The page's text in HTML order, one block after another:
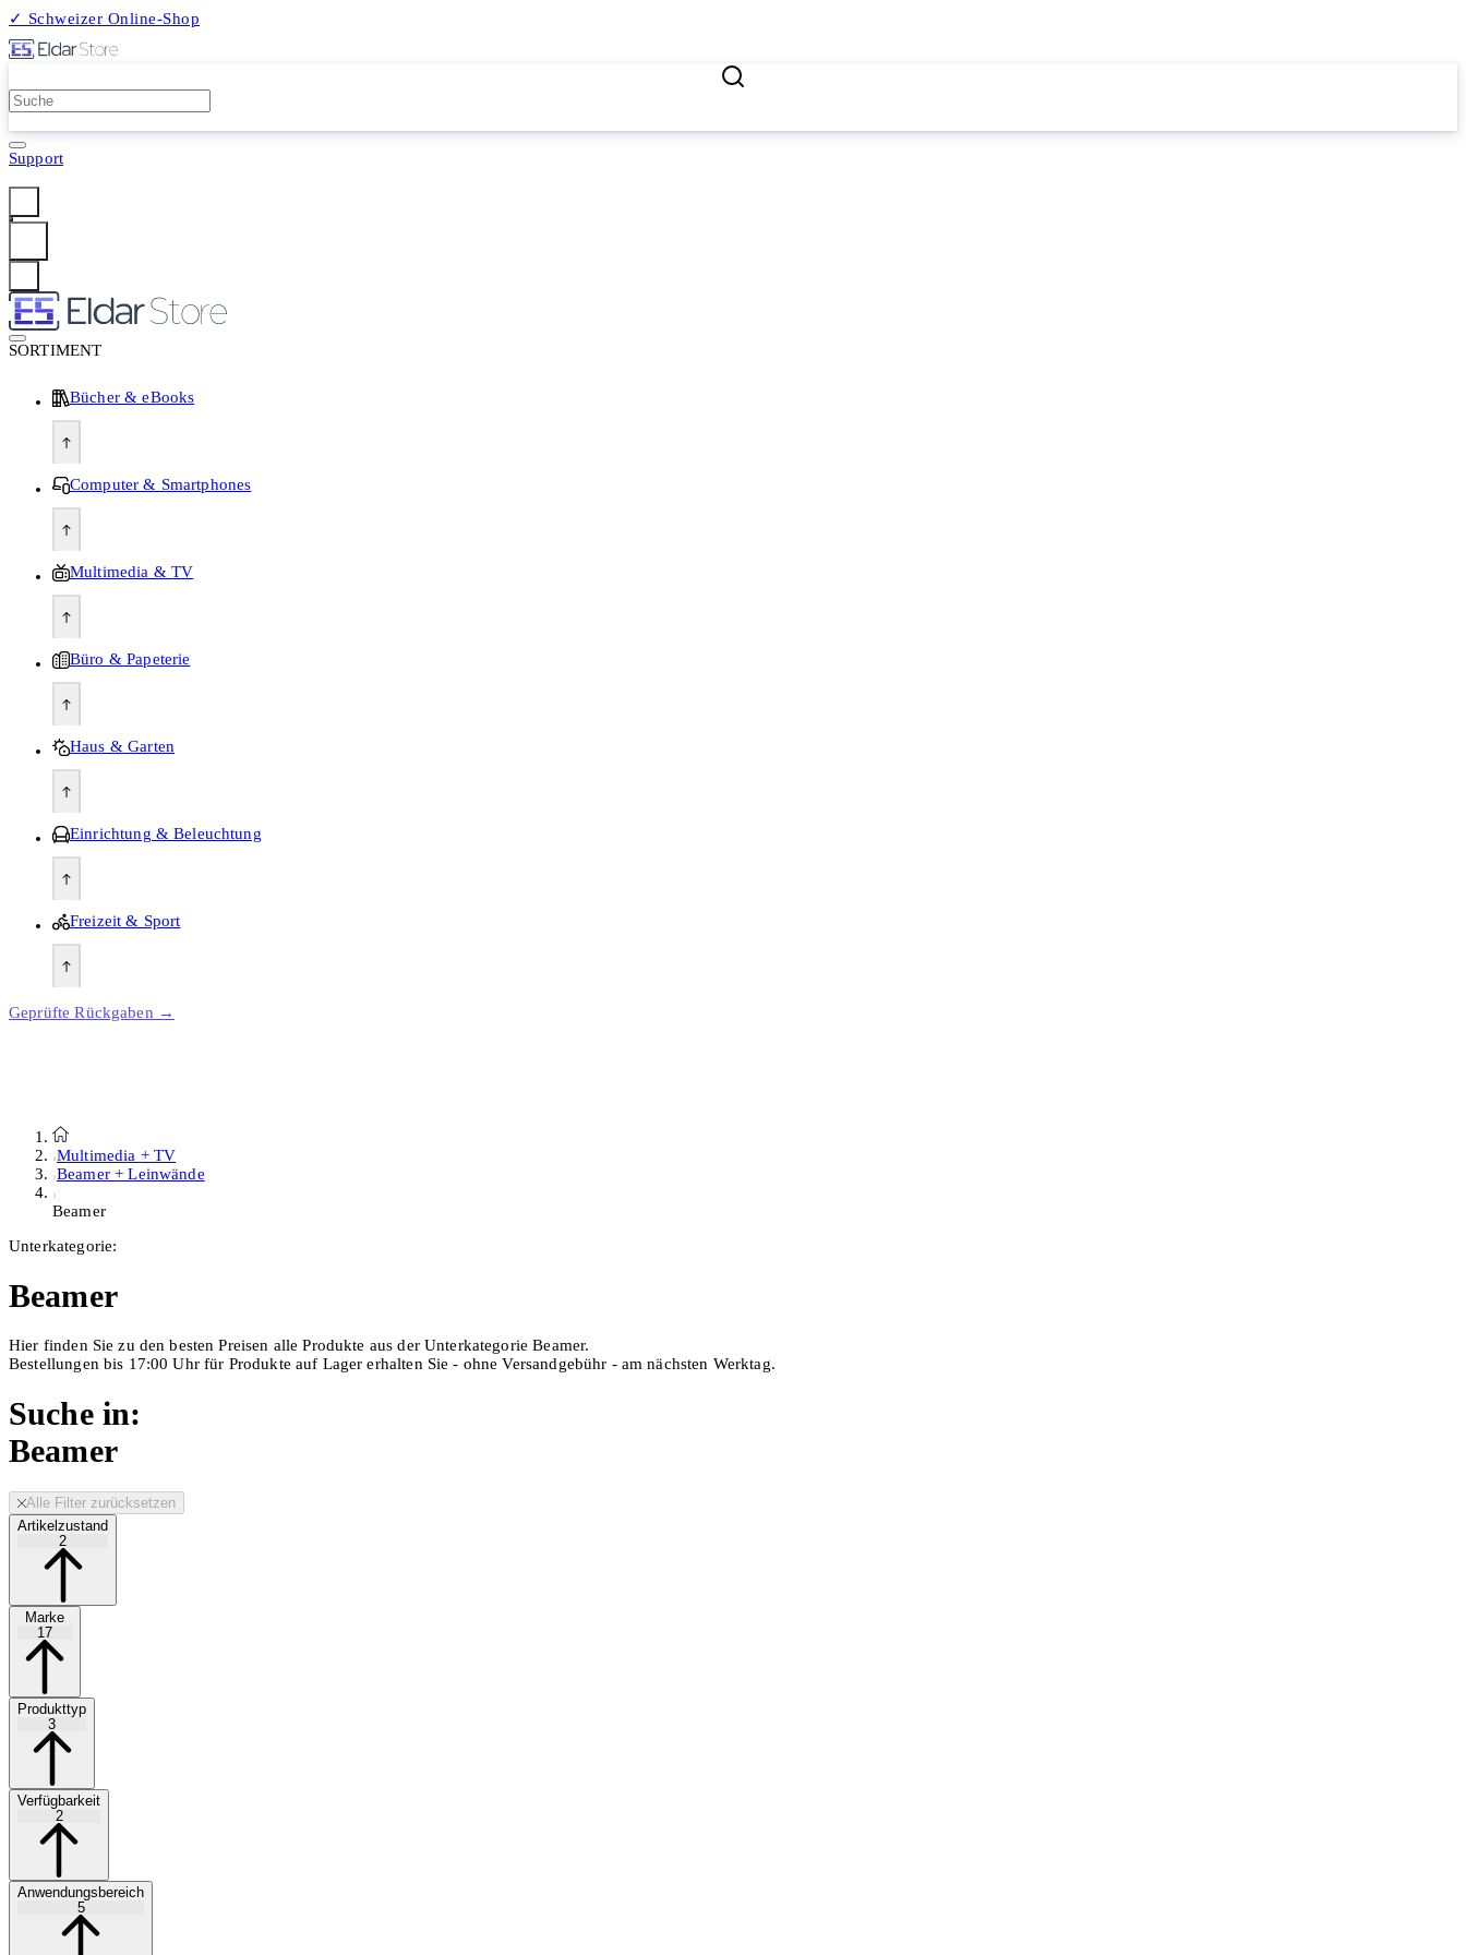
✓ Schweizer Online-Shop
Support
SORTIMENT
Bücher & eBooks
Computer & Smartphones
Multimedia & TV
Büro & Papeterie
Haus & Garten
Einrichtung & Beleuchtung
Freizeit & Sport
Geprüfte Rückgaben →
Multimedia + TV
Beamer + Leinwände
Beamer
Unterkategorie:
Beamer
Hier finden Sie zu den besten Preisen alle Produkte aus der Unterkategorie Beamer.
Bestellungen bis 17:00 Uhr für Produkte auf Lager erhalten Sie - ohne Versandgebühr - am nächsten Werktag.
Suche in:
Beamer
Alle Filter zurücksetzen
Artikelzustand
2
Marke
17
Produkttyp
3
Verfügbarkeit
2
Anwendungsbereich
5